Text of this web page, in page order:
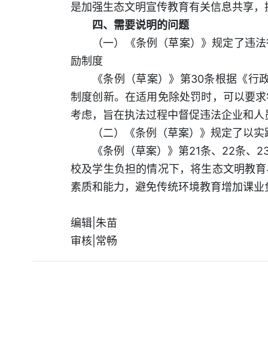
是加强生态文明宣传教育有关信息共享
四、需要说明的问题
（一）《条例（草案）》规定了违
励制度
《条例（草案）》第30条根据《
制度创新。在适用免除处罚时，可以要
考虑，旨在执法过程中督促违法企业和
（二）《条例（草案）》规定了以
《条例（草案）》第21条、22条、
校及学生负担的情况下，将生态文明教
素质和能力，避免传统环境教育增加课
编辑|朱苗
审核|常畅